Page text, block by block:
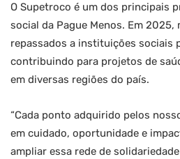
O Supetroco é um dos principais
social da Pague Menos. Em 2025,
repassados a instituições sociais
contribuindo para projetos de
em diversas regiões do país.
“Cada ponto adquirido pelos
em cuidado, oportunidade e
ampliar essa rede de